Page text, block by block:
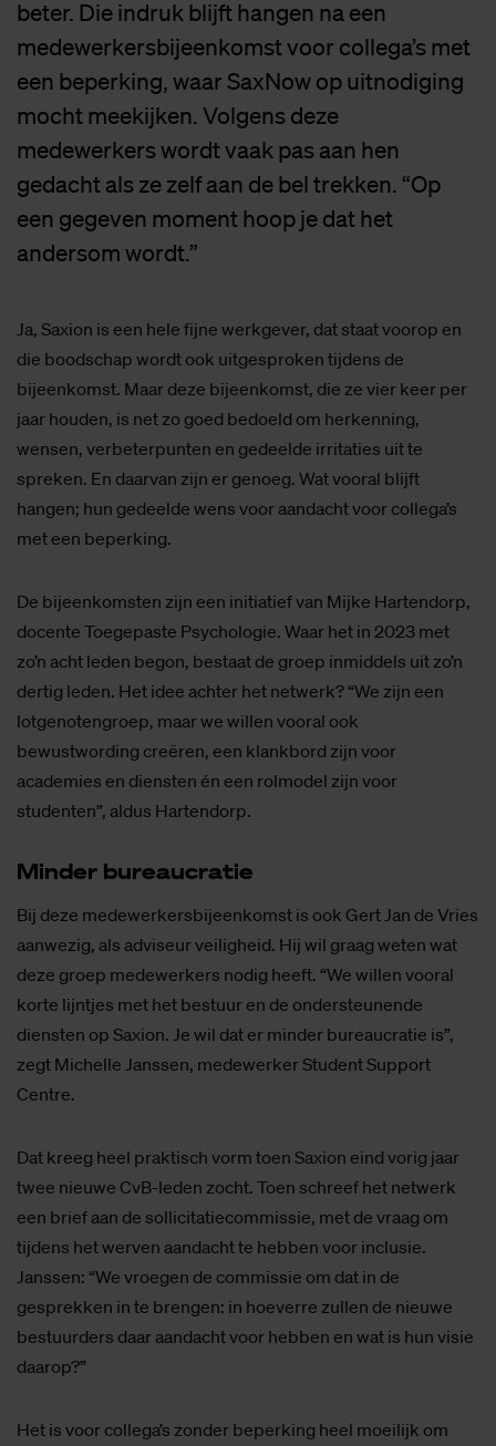
beter. Die indruk blijft hangen na een
medewerkersbijeenkomst voor collega’s met
een beperking, waar SaxNow op uitnodiging
mocht meekijken. Volgens deze
medewerkers wordt vaak pas aan hen
gedacht als ze zelf aan de bel trekken. “Op
een gegeven moment hoop je dat het
andersom wordt.”
Ja, Saxion is een hele fijne werkgever, dat staat voorop en
die boodschap wordt ook uitgesproken tijdens de
bijeenkomst. Maar deze bijeenkomst, die ze vier keer per
jaar houden, is net zo goed bedoeld om herkenning,
wensen, verbeterpunten en gedeelde irritaties uit te
spreken. En daarvan zijn er genoeg. Wat vooral blijft
hangen; hun gedeelde wens voor aandacht voor collega’s
met een beperking.
De bijeenkomsten zijn een initiatief van Mijke Hartendorp,
docente Toegepaste Psychologie. Waar het in 2023 met
zo’n acht leden begon, bestaat de groep inmiddels uit zo’n
dertig leden. Het idee achter het netwerk? “We zijn een
lotgenotengroep, maar we willen vooral ook
bewustwording creëren, een klankbord zijn voor
academies en diensten én een rolmodel zijn voor
studenten”, aldus Hartendorp.
Min­der bu­reau­cra­tie
Bij deze medewerkersbijeenkomst is ook Gert Jan de Vries
aanwezig, als adviseur veiligheid. Hij wil graag weten wat
deze groep medewerkers nodig heeft. “We willen vooral
korte lijntjes met het bestuur en de ondersteunende
diensten op Saxion. Je wil dat er minder bureaucratie is”,
zegt Michelle Janssen, medewerker Student Support
Centre.
Dat kreeg heel praktisch vorm toen Saxion eind vorig jaar
twee nieuwe CvB-leden zocht. Toen schreef het netwerk
een brief aan de sollicitatiecommissie, met de vraag om
tijdens het werven aandacht te hebben voor inclusie.
Janssen: “We vroegen de commissie om dat in de
gesprekken in te brengen: in hoeverre zullen de nieuwe
bestuurders daar aandacht voor hebben en wat is hun visie
daarop?”
Het is voor collega’s zonder beperking heel moeilijk om